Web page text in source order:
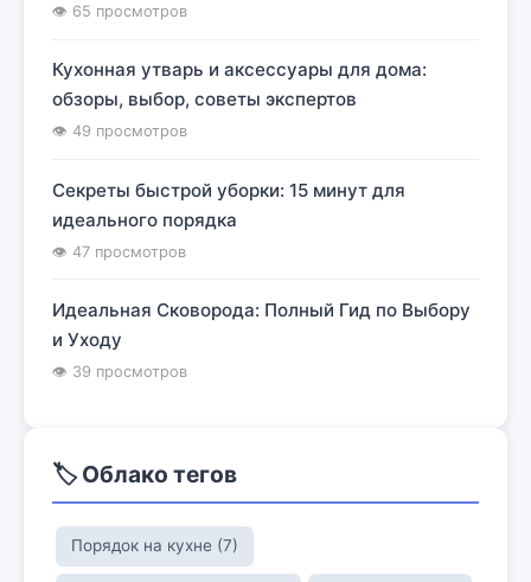
👁 65 просмотров
Кухонная утварь и аксессуары для дома:
обзоры, выбор, советы экспертов
👁 49 просмотров
Секреты быстрой уборки: 15 минут для
идеального порядка
👁 47 просмотров
Идеальная Сковорода: Полный Гид по Выбору
и Уходу
👁 39 просмотров
🏷️ Облако тегов
Порядок на кухне (7)